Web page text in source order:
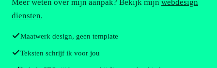
Meer weten over mijn aanpak? Bekijk mijn webdesign
diensten.
Maatwerk design, geen template
Teksten schrijf ik voor jou